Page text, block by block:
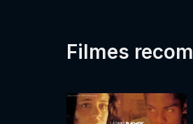
Filmes